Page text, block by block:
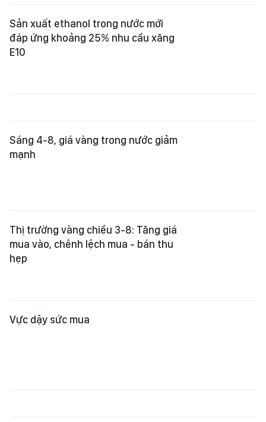
Sản xuất ethanol trong nước mới
đáp ứng khoảng 25% nhu cầu xăng
E10
Sáng 4-8, giá vàng trong nước giảm
mạnh
Thị trường vàng chiều 3-8: Tăng giá
mua vào, chênh lệch mua - bán thu
hẹp
Vực dậy sức mua